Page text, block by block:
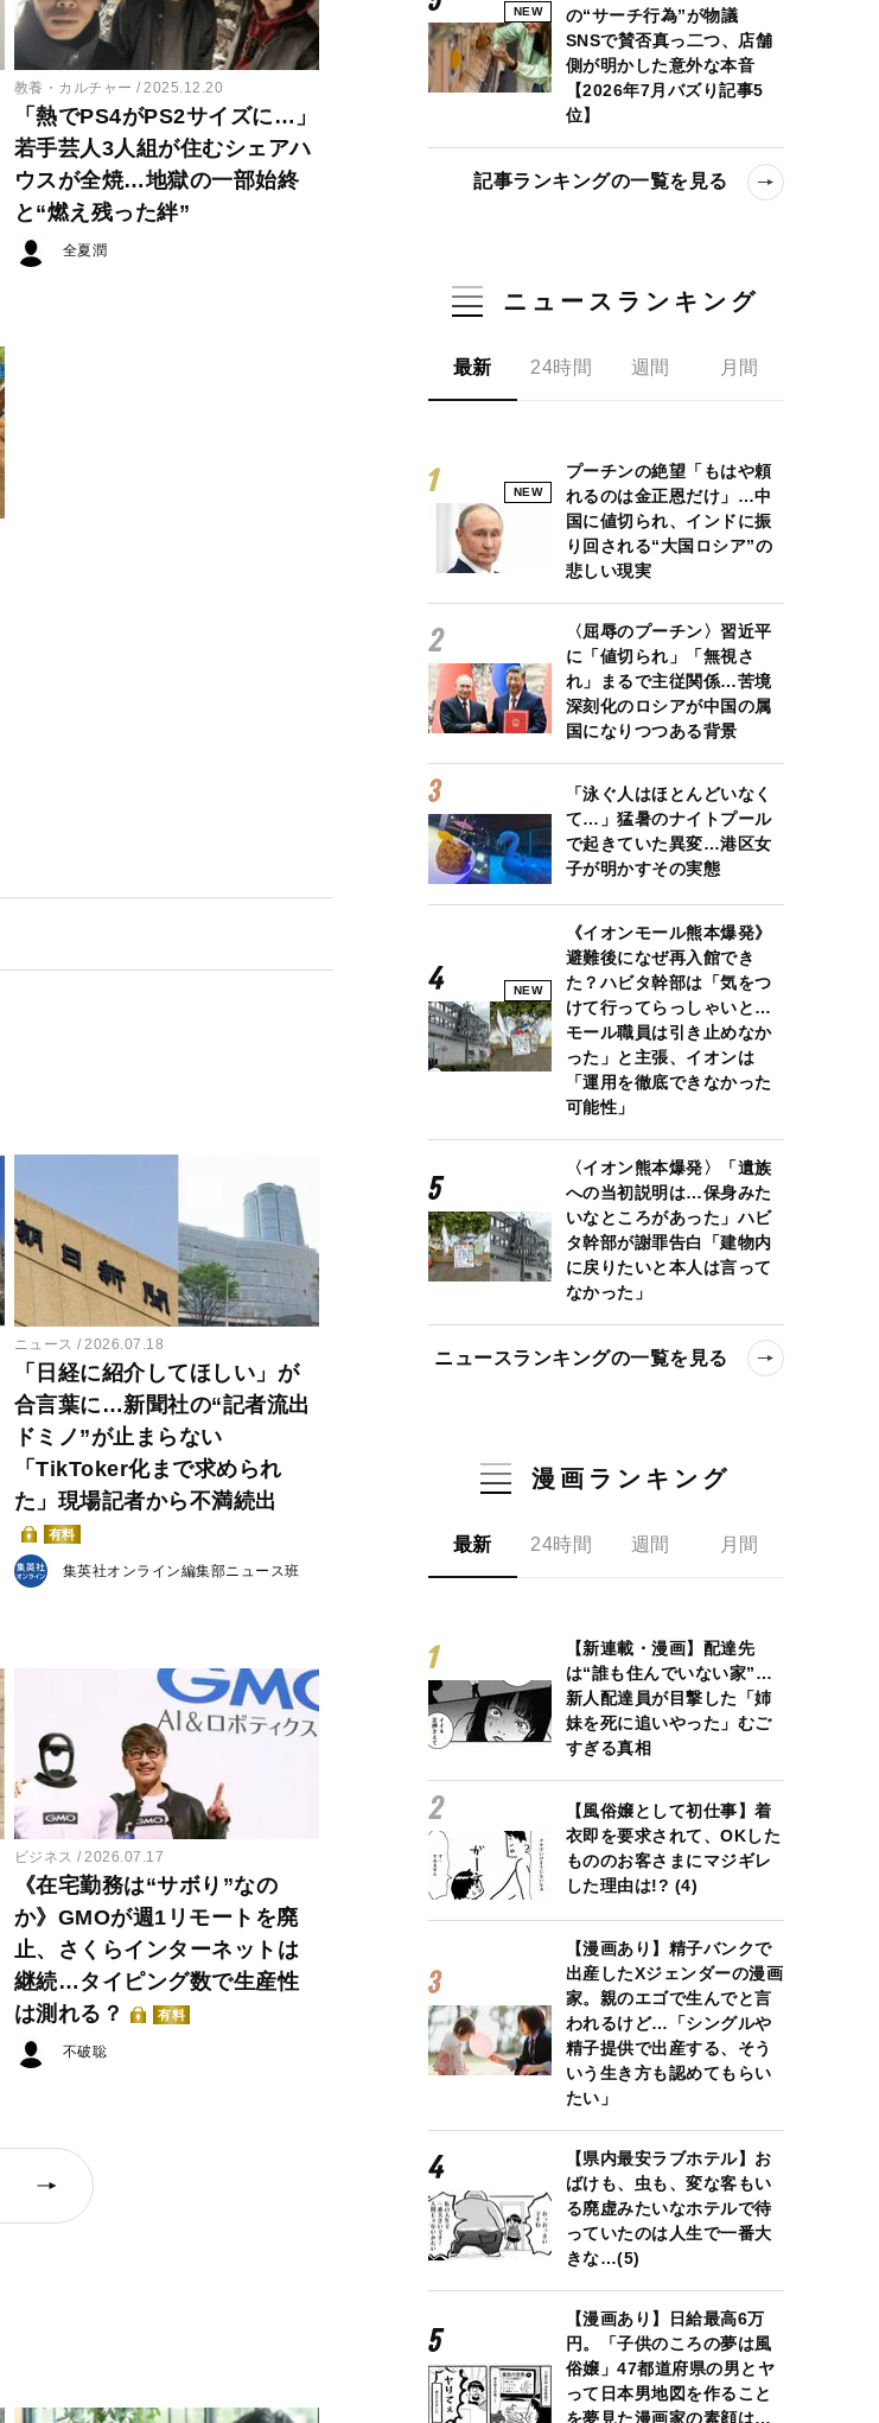
教養・カルチャー 2025.12.20
「熱でPS4がPS2サイズに…」
若手芸人3人組が住むシェアハ
ウスが全焼…地獄の一部始終
と“燃え残った絆”
全夏潤
ニュース 2026.07.18
「日経に紹介してほしい」が
合言葉に…新聞社の“記者流出
ドミノ”が止まらない
「TikToker化まで求められ
た」現場記者から不満続出
有料
集英社オンライン編集部ニュース班
ビジネス 2026.07.17
《在宅勤務は“サボり”なの
か》GMOが週1リモートを廃
止、さくらインターネットは
継続…タイピング数で生産性
は測れる？
有料
不破聡
NEW
の“サーチ行為”が物議
SNSで賛否真っ二つ、店舗
側が明かした意外な本音
【2026年7月バズり記事5
位】
記事ランキングの一覧を見る
ニュースランキング
最新 24時間 週間 月間
NEW
プーチンの絶望「もはや頼
れるのは金正恩だけ」…中
国に値切られ、インドに振
り回される“大国ロシア”の
悲しい現実
〈屈辱のプーチン〉習近平
に「値切られ」「無視さ
れ」まるで主従関係…苦境
深刻化のロシアが中国の属
国になりつつある背景
「泳ぐ人はほとんどいなく
て…」猛暑のナイトプール
で起きていた異変…港区女
子が明かすその実態
NEW
《イオンモール熊本爆発》
避難後になぜ再入館でき
た？ハビタ幹部は「気をつ
けて行ってらっしゃいと…
モール職員は引き止めなか
った」と主張、イオンは
「運用を徹底できなかった
可能性」
〈イオン熊本爆発〉「遺族
への当初説明は…保身みた
いなところがあった」ハビ
タ幹部が謝罪告白「建物内
に戻りたいと本人は言って
なかった」
ニュースランキングの一覧を見る
漫画ランキング
最新 24時間 週間 月間
【新連載・漫画】配達先
は“誰も住んでいない家”…
新人配達員が目撃した「姉
妹を死に追いやった」むご
すぎる真相
【風俗嬢として初仕事】着
衣即を要求されて、OKした
もののお客さまにマジギレ
した理由は!? (4)
【漫画あり】精子バンクで
出産したXジェンダーの漫画
家。親のエゴで生んでと言
われるけど…「シングルや
精子提供で出産する、そう
いう生き方も認めてもらい
たい」
【県内最安ラブホテル】お
ばけも、虫も、変な客もい
る廃虚みたいなホテルで待
っていたのは人生で一番大
きな…(5)
【漫画あり】日給最高6万
円。「子供のころの夢は風
俗嬢」47都道府県の男とヤ
って日本男地図を作ること
を夢見た漫画家の素顔は…